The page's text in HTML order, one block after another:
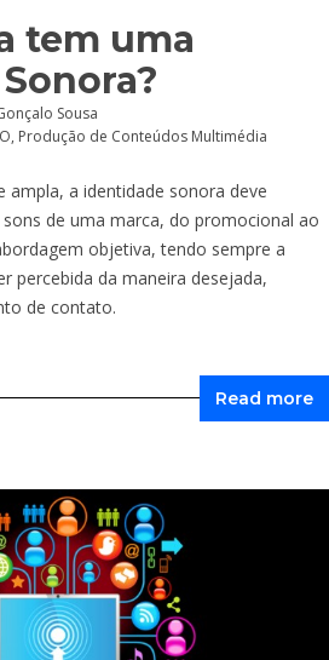
tem uma
Sousa
, Produção de Conteúdos Multimédia
ampla, a identidade sonora deve
de uma marca, do promocional ao
objetiva, tendo sempre a
percebida da maneira desejada,
de contato.
Read more